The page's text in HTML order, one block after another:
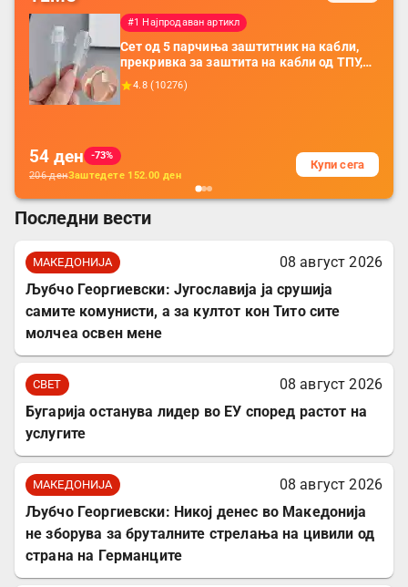
#1 Најпродаван артикл
Сет од 5 парчиња заштитник на кабли,
прекривка за заштита на кабли од ТПУ,
додатоци за заштита на кабли, без
батерија, за мобилни телефони, комплет
4.8 (10276)
54 ден
-73%
206денЗаштедете 152.00 ден
Купи сега
Последни вести
МАКЕДОНИЈА
08 август 2026
Љубчо Георгиевски: Југославија ја срушија
самите комунисти, а за култот кон Тито сите
молчеа освен мене
СВЕТ
08 август 2026
Бугарија останува лидер во ЕУ според растот на
услугите
МАКЕДОНИЈА
08 август 2026
Љубчо Георгиевски: Никој денес во Македонија
не зборува за бруталните стрелања на цивили од
страна на Германците